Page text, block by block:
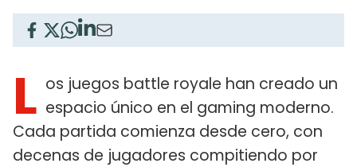
L os juegos battle royale han creado un
espacio único en el gaming moderno.
Cada partida comienza desde cero, con
decenas de jugadores compitiendo por